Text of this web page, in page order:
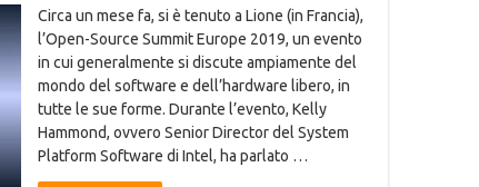
Circa un mese fa, si è tenuto a Lione (in Francia),
l’Open-Source Summit Europe 2019, un evento
in cui generalmente si discute ampiamente del
mondo del software e dell’hardware libero, in
tutte le sue forme. Durante l’evento, Kelly
Hammond, ovvero Senior Director del System
Platform Software di Intel, ha parlato …